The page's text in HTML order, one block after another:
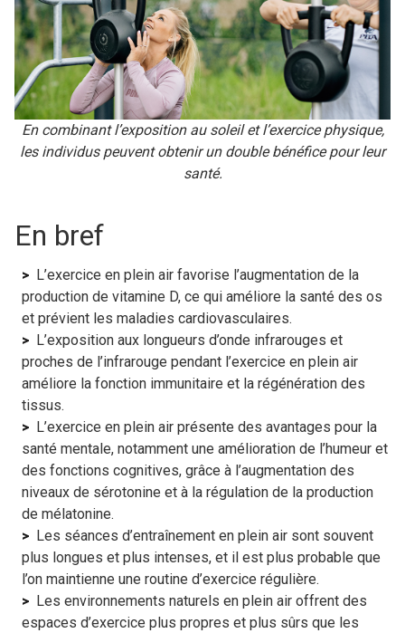
En combinant l’exposition au soleil et l’exercice physique,
les individus peuvent obtenir un double bénéfice pour leur
santé.
En bref
L’exercice en plein air favorise l’augmentation de la
production de vitamine D, ce qui améliore la santé des os
et prévient les maladies cardiovasculaires.
L’exposition aux longueurs d’onde infrarouges et
proches de l’infrarouge pendant l’exercice en plein air
améliore la fonction immunitaire et la régénération des
tissus.
L’exercice en plein air présente des avantages pour la
santé mentale, notamment une amélioration de l’humeur et
des fonctions cognitives, grâce à l’augmentation des
niveaux de sérotonine et à la régulation de la production
de mélatonine.
Les séances d’entraînement en plein air sont souvent
plus longues et plus intenses, et il est plus probable que
l’on maintienne une routine d’exercice régulière.
Les environnements naturels en plein air offrent des
espaces d’exercice plus propres et plus sûrs que les